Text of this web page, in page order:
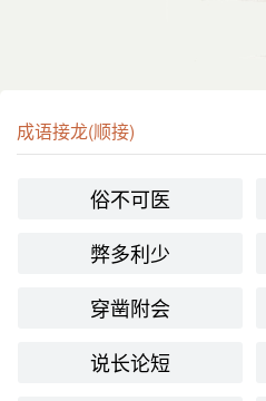
成语接龙(顺接)
俗不可医
弊多利少
穿凿附会
说长论短